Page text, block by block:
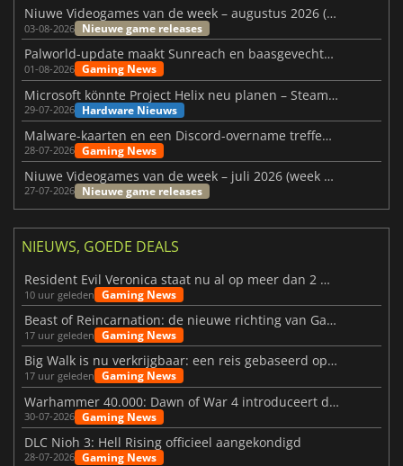
Niuwe Videogames van de week – augustus 2026 (week 32)
03-08-2026 Nieuwe game releases
Palworld-update maakt Sunreach en baasgevechten stabieler
01-08-2026 Gaming News
Microsoft könnte Project Helix neu planen – Steam-Support wackelt
29-07-2026 Hardware Nieuws
Malware-kaarten en een Discord-overname treffen Meccha Chameleon
28-07-2026 Gaming News
Niuwe Videogames van de week – juli 2026 (week 31)
27-07-2026 Nieuwe game releases
NIEUWS, GOEDE DEALS
Resident Evil Veronica staat nu al op meer dan 2 miljoen verlanglijstjes
10 uur geleden Gaming News
Beast of Reincarnation: de nieuwe richting van Game Freak
17 uur geleden Gaming News
Big Walk is nu verkrijgbaar: een reis gebaseerd op vriendschap
17 uur geleden Gaming News
Warhammer 40.000: Dawn of War 4 introduceert de Necron-factie
30-07-2026 Gaming News
DLC Nioh 3: Hell Rising officieel aangekondigd
28-07-2026 Gaming News